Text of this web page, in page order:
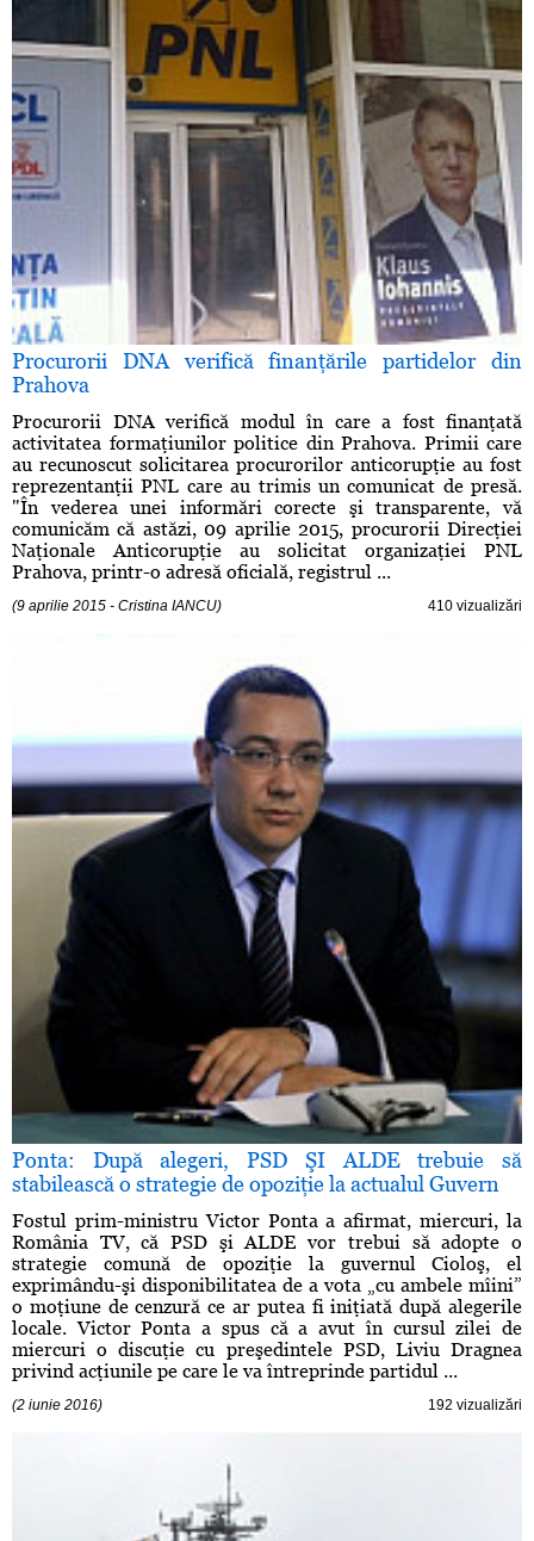
Procurorii DNA verifică finanţările partidelor din
Prahova
Procurorii DNA verifică modul în care a fost finanţată
activitatea formaţiunilor politice din Prahova. Primii care
au recunoscut solicitarea procurorilor anticorupţie au fost
reprezentanţii PNL care au trimis un comunicat de presă.
"În vederea unei informări corecte şi transparente, vă
comunicăm că astăzi, 09 aprilie 2015, procurorii Direcţiei
Naţionale Anticorupţie au solicitat organizaţiei PNL
Prahova, printr-o adresă oficială, registrul ...
(9 aprilie 2015 - Cristina IANCU) 410 vizualizări
Ponta: După alegeri, PSD ŞI ALDE trebuie să
stabilească o strategie de opoziţie la actualul Guvern
Fostul prim-ministru Victor Ponta a afirmat, miercuri, la
România TV, că PSD şi ALDE vor trebui să adopte o
strategie comună de opoziţie la guvernul Cioloş, el
exprimându-şi disponibilitatea de a vota „cu ambele mîini”
o moţiune de cenzură ce ar putea fi iniţiată după alegerile
locale. Victor Ponta a spus că a avut în cursul zilei de
miercuri o discuţie cu preşedintele PSD, Liviu Dragnea
privind acţiunile pe care le va întreprinde partidul ...
(2 iunie 2016) 192 vizualizări